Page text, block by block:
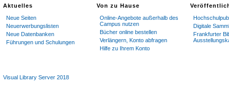
Aktuelles
Neue Seiten
Neuerwerbungslisten
Neue Datenbanken
Führungen und Schulungen
Von zu Hause
Online-Angebote außerhalb des
Campus nutzen
Bücher online bestellen
Verlängern, Konto abfragen
Hilfe zu Ihrem Konto
Digitale
Frankfurter
Visual Library Server 2018